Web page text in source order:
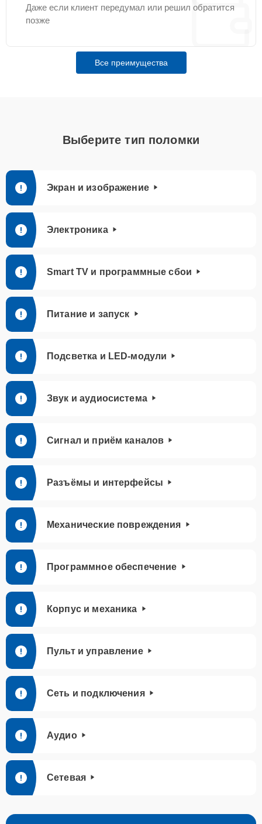
Даже если клиент передумал или решил обратится
позже
Все преимущества
Выберите тип поломки
Экран и изображение
Электроника
Smart TV и программные сбои
Питание и запуск
Подсветка и LED-модули
Звук и аудиосистема
Сигнал и приём каналов
Разъёмы и интерфейсы
Механические повреждения
Программное обеспечение
Корпус и механика
Пульт и управление
Сеть и подключения
Аудио
Сетевая